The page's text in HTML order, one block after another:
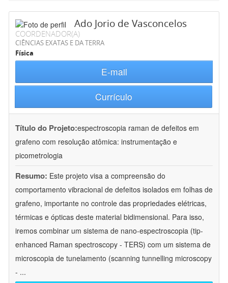
Ado Jorio de Vasconcelos
COORDENADOR(A)
CIÊNCIAS EXATAS E DA TERRA
Física
E-mail
Currículo
Título do Projeto:espectroscopia raman de defeitos em
grafeno com resolução atômica: instrumentação e
picometrologia
Resumo: Este projeto visa a compreensão do
comportamento vibracional de defeitos isolados em folhas de
grafeno, importante no controle das propriedades elétricas,
térmicas e ópticas deste material bidimensional. Para isso,
iremos combinar um sistema de nano-espectroscopia (tip-
enhanced Raman spectroscopy - TERS) com um sistema de
microscopia de tunelamento (scanning tunnelling microscopy
- ...